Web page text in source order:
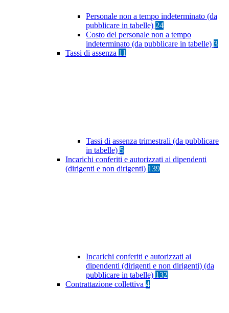
Personale non a tempo indeterminato (da
pubblicare in tabelle) 24
Costo del personale non a tempo
indeterminato (da pubblicare in tabelle) 3
Tassi di assenza 11
Tassi di assenza trimestrali (da pubblicare
in tabelle) 5
Incarichi conferiti e autorizzati ai dipendenti
(dirigenti e non dirigenti) 139
Incarichi conferiti e autorizzati ai
dipendenti (dirigenti e non dirigenti) (da
pubblicare in tabelle) 132
Contrattazione collettiva 4